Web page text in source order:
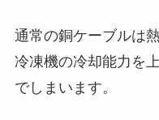
通常の銅ケーブルは
冷凍機の冷却能力を
でしまいます。